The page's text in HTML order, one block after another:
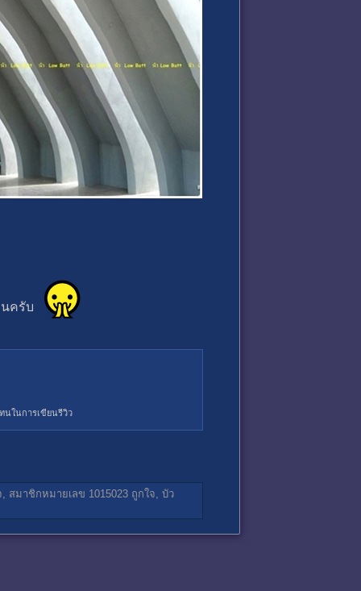
ครับ
นในการเขียนรีวิว
สมาชิกหมายเลข 1015023 ถูกใจ, บัว